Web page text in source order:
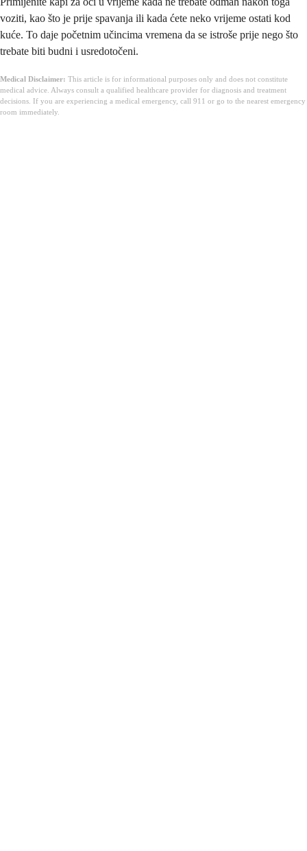
voziti, kao što je prije spavanja ili kada ćete neko vrijeme ostati kod
kuće. To daje početnim učincima vremena da se istroše prije nego što
trebate biti budni i usredotočeni.
Medical Disclaimer: This article is for informational purposes only and does not constitute
medical advice. Always consult a qualified healthcare provider for diagnosis and treatment
decisions. If you are experiencing a medical emergency, call 911 or go to the nearest emergency
room immediately.